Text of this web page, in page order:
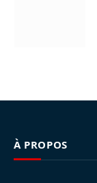
À PROPOS